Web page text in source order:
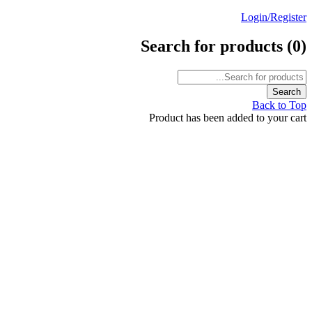
Login/
Search for
Back
Product has been added to